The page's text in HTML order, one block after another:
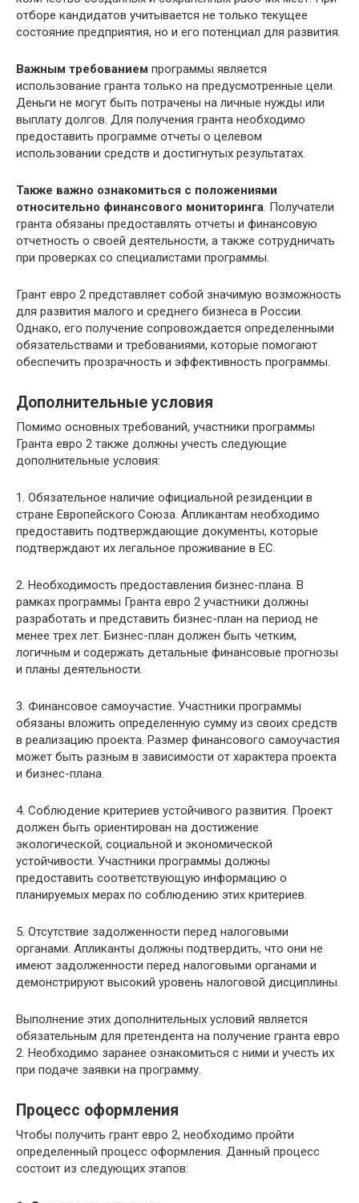
отборе кандидатов учитывается не только текущее
состояние предприятия, но и его потенциал для развития.
Важным требованием программы является
использование гранта только на предусмотренные цели.
Деньги не могут быть потрачены на личные нужды или
выплату долгов. Для получения гранта необходимо
предоставить программе отчеты о целевом
использовании средств и достигнутых результатах.
Также важно ознакомиться с положениями
относительно финансового мониторинга. Получатели
гранта обязаны предоставлять отчеты и финансовую
отчетность о своей деятельности, а также сотрудничать
при проверках со специалистами программы.
Грант евро 2 представляет собой значимую возможность
для развития малого и среднего бизнеса в России.
Однако, его получение сопровождается определенными
обязательствами и требованиями, которые помогают
обеспечить прозрачность и эффективность программы.
Дополнительные условия
Помимо основных требований, участники программы
Гранта евро 2 также должны учесть следующие
дополнительные условия:
1. Обязательное наличие официальной резиденции в
стране Европейского Союза. Апликантам необходимо
предоставить подтверждающие документы, которые
подтверждают их легальное проживание в ЕС.
2. Необходимость предоставления бизнес-плана. В
рамках программы Гранта евро 2 участники должны
разработать и представить бизнес-план на период не
менее трех лет. Бизнес-план должен быть четким,
логичным и содержать детальные финансовые прогнозы
и планы деятельности.
3. Финансовое самоучастие. Участники программы
обязаны вложить определенную сумму из своих средств
в реализацию проекта. Размер финансового самоучастия
может быть разным в зависимости от характера проекта
и бизнес-плана.
4. Соблюдение критериев устойчивого развития. Проект
должен быть ориентирован на достижение
экологической, социальной и экономической
устойчивости. Участники программы должны
предоставить соответствующую информацию о
планируемых мерах по соблюдению этих критериев.
5. Отсутствие задолженности перед налоговыми
органами. Апликанты должны подтвердить, что они не
имеют задолженности перед налоговыми органами и
демонстрируют высокий уровень налоговой дисциплины.
Выполнение этих дополнительных условий является
обязательным для претендента на получение гранта евро
2. Необходимо заранее ознакомиться с ними и учесть их
при подаче заявки на программу.
Процесс оформления
Чтобы получить грант евро 2, необходимо пройти
определенный процесс оформления. Данный процесс
состоит из следующих этапов: